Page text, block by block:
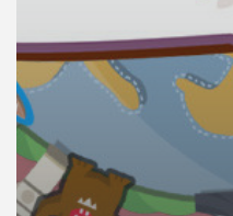
เกี่ยว
กับ
เรา